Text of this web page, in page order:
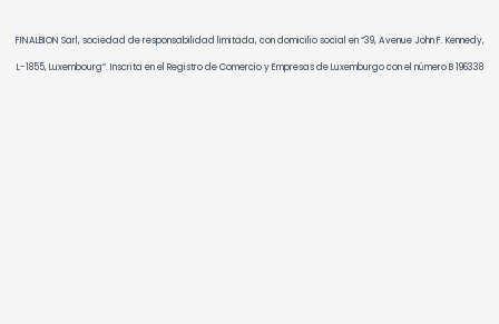
FINALBION Sarl, sociedad de responsabilidad limitada, con domicilio social en “39, Avenue John F. Kennedy,
L-1855, Luxembourg”. Inscrita en el Registro de Comercio y Empresas de Luxemburgo con el número B 196338